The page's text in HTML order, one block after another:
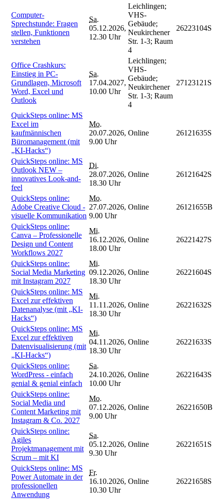
Computer-
Sprechstunde: Fragen
stellen, Funktionen
verstehen
Sa.
05.12.2026,
12.30 Uhr
Leichlingen;
VHS-
Gebäude;
Neukirchener
Str. 1-3; Raum
4
26223104S
Office Crashkurs:
Einstieg in PC-
Grundlagen, Microsoft
Word, Excel und
Outlook
Sa.
17.04.2027,
10.00 Uhr
Leichlingen;
VHS-
Gebäude;
Neukirchener
Str. 1-3; Raum
4
27123121S
QuickSteps online: MS
Excel im
kaufmännischen
Büromanagement (mit
„KI-Hacks“)
Mo.
20.07.2026,
9.00 Uhr
Online 26121635S
QuickSteps online: MS
Outlook NEW –
innovatives Look-and-
feel
Di.
28.07.2026,
18.30 Uhr
Online 26121642S
QuickSteps online:
Adobe Creative Cloud -
visuelle Kommunikation
Mo.
27.07.2026,
9.00 Uhr
Online 26121655B
QuickSteps online:
Canva – Professionelle
Design und Content
Workflows 2027
Mi.
16.12.2026,
18.00 Uhr
Online 26221427S
QuickSteps online:
Social Media Marketing
mit Instagram 2027
Mi.
09.12.2026,
18.30 Uhr
Online 26221604S
QuickSteps online: MS
Excel zur effektiven
Datenanalyse (mit „KI-
Hacks“)
Mi.
11.11.2026,
18.30 Uhr
Online 26221632S
QuickSteps online: MS
Excel zur effektiven
Datenvisualisierung (mit
„KI-Hacks“)
Mi.
04.11.2026,
18.30 Uhr
Online 26221633S
QuickSteps online:
WordPress - einfach
genial & genial einfach
Sa.
24.10.2026,
10.00 Uhr
Online 26221643S
QuickSteps online:
Social Media und
Content Marketing mit
Instagram & Co. 2027
Mo.
07.12.2026,
9.00 Uhr
Online 26221650B
QuickSteps online:
Agiles
Projektmanagement mit
Scrum – mit KI
Sa.
05.12.2026,
9.30 Uhr
Online 26221651S
QuickSteps online: MS
Power Automate in der
professionellen
Anwendung
Fr.
16.10.2026,
10.30 Uhr
Online 26221658S